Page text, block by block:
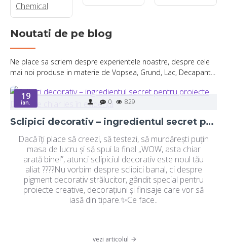
Noutati de pe blog
Ne place sa scriem despre experientele noastre, despre cele
mai noi produse in materie de Vopsea, Grund, Lac, Decapant...
19
ian. 0 829
Sclipici decorativ – ingredientul secret pentru proiecte DIY care chiar ies în evidență
Dacă îți place să creezi, să testezi, să murdărești puțin
masa de lucru și să spui la final „WOW, asta chiar
arată bine!”, atunci sclipiciul decorativ este noul tău
aliat ????Nu vorbim despre sclipici banal, ci despre
pigment decorativ strălucitor, gândit special pentru
proiecte creative, decorațiuni și finisaje care vor să
iasă din tipare.✨Ce face..
vezi articolul